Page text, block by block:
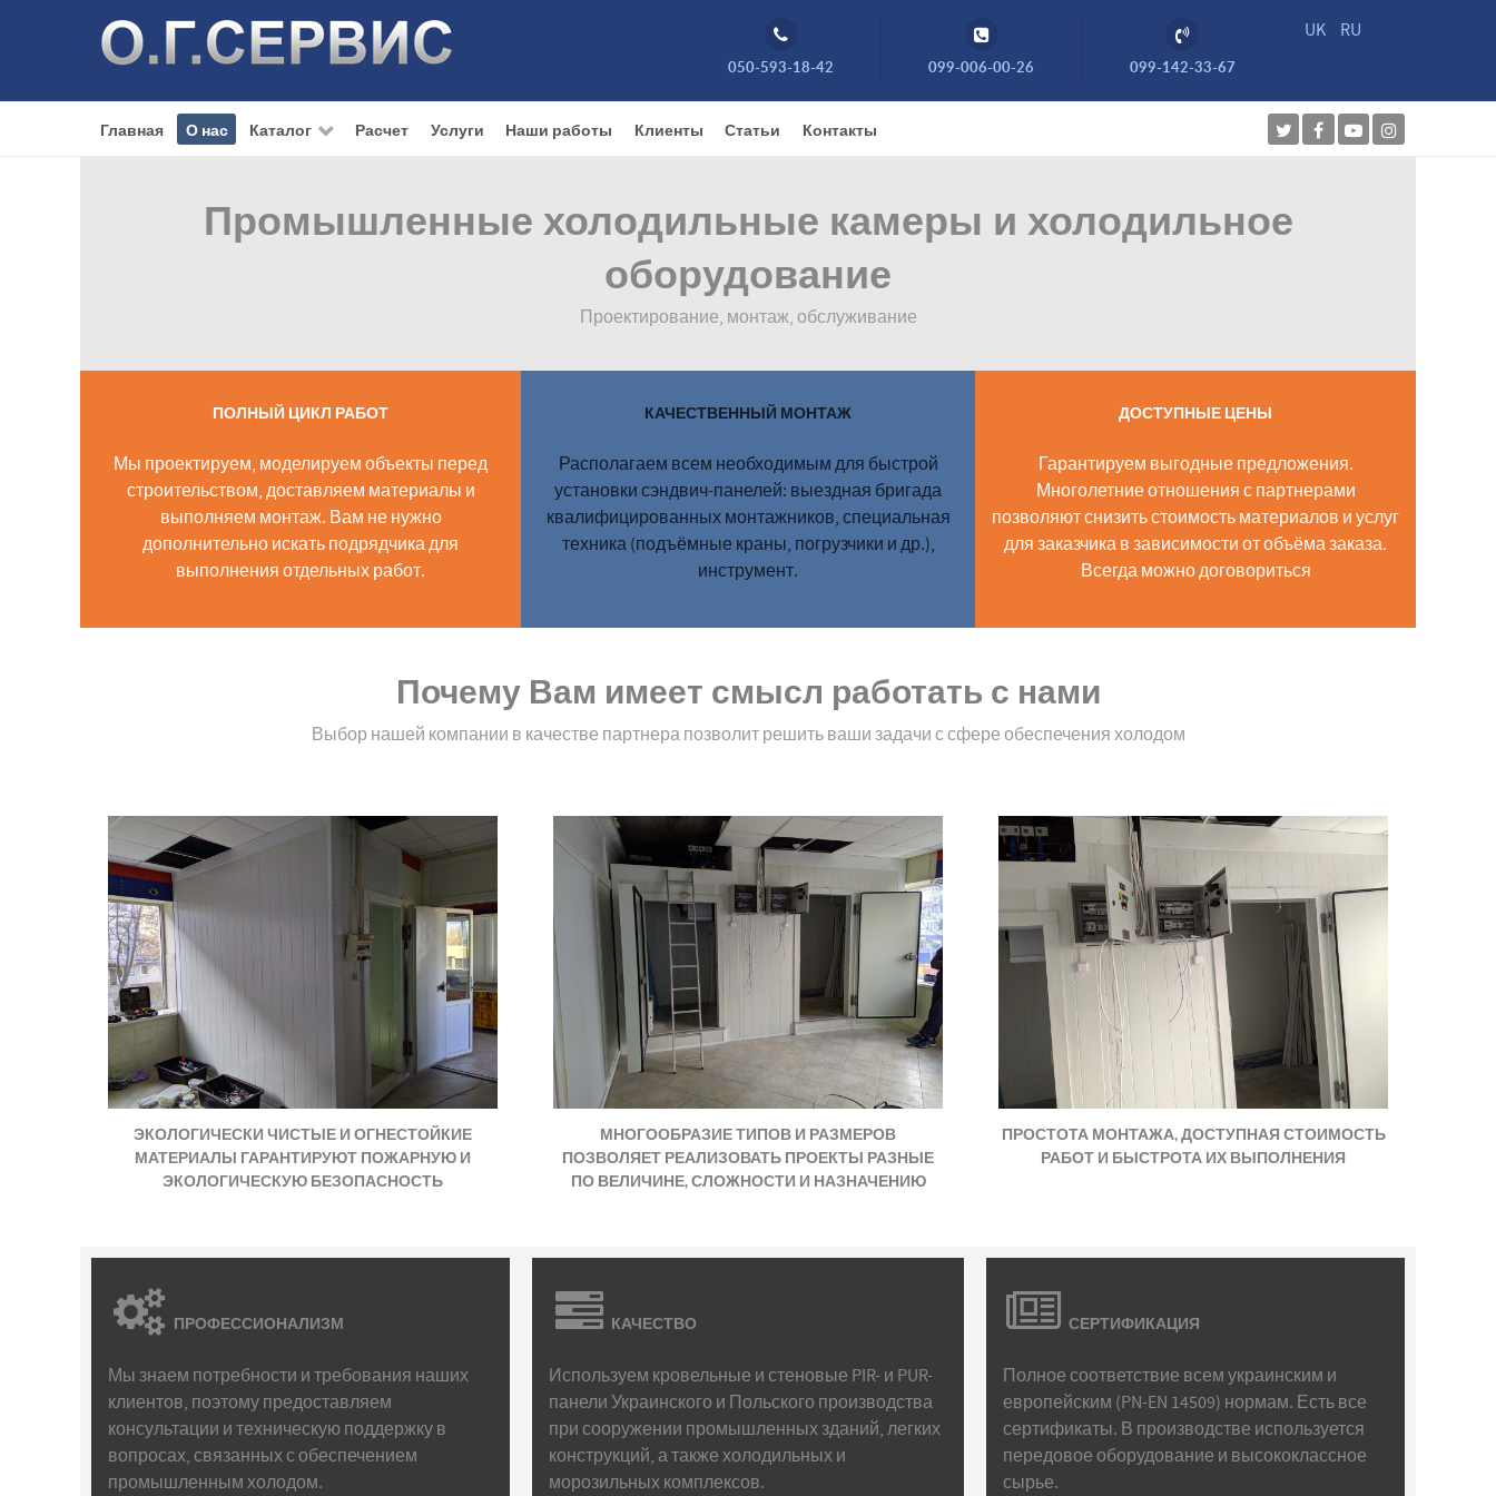
050-593-18-42 099-006-00-26 099-142-33-67
UK RU
Главная О нас Каталог Расчет Услуги Наши работы Клиенты Статьи Контакты
Промышленные холодильные камеры и холодильное
оборудование
Проектирование, монтаж, обслуживание
ПОЛНЫЙ ЦИКЛ РАБОТ
Мы проектируем, моделируем объекты перед
строительством, доставляем материалы и
выполняем монтаж. Вам не нужно
дополнительно искать подрядчика для
выполнения отдельных работ.
КАЧЕСТВЕННЫЙ МОНТАЖ
Располагаем всем необходимым для быстрой
установки сэндвич-панелей: выездная бригада
квалифицированных монтажников, специальная
техника (подъёмные краны, погрузчики и др.),
инструмент.
ДОСТУПНЫЕ ЦЕНЫ
Гарантируем выгодные предложения.
Многолетние отношения с партнерами
позволяют снизить стоимость материалов и услуг
для заказчика в зависимости от объёма заказа.
Всегда можно договориться
Почему Вам имеет смысл работать с нами
Выбор нашей компании в качестве партнера позволит решить ваши задачи с сфере обеспечения холодом
ЭКОЛОГИЧЕСКИ ЧИСТЫЕ И ОГНЕСТОЙКИЕ
МАТЕРИАЛЫ ГАРАНТИРУЮТ ПОЖАРНУЮ И
ЭКОЛОГИЧЕСКУЮ БЕЗОПАСНОСТЬ
МНОГООБРАЗИЕ ТИПОВ И РАЗМЕРОВ
ПОЗВОЛЯЕТ РЕАЛИЗОВАТЬ ПРОЕКТЫ РАЗНЫЕ
ПО ВЕЛИЧИНЕ, СЛОЖНОСТИ И НАЗНАЧЕНИЮ
ПРОСТОТА МОНТАЖА, ДОСТУПНАЯ СТОИМОСТЬ
РАБОТ И БЫСТРОТА ИХ ВЫПОЛНЕНИЯ
ПРОФЕССИОНАЛИЗМ
Мы знаем потребности и требования наших
клиентов, поэтому предоставляем
консультации и техническую поддержку в
вопросах, связанных с обеспечением
промышленным холодом.
КАЧЕСТВО
Используем кровельные и стеновые PIR- и PUR-
панели Украинского и Польского производства
при сооружении промышленных зданий, легких
конструкций, а также холодильных и
морозильных комплексов.
СЕРТИФИКАЦИЯ
Полное соответствие всем украинским и
европейским (PN-EN 14509) нормам. Есть все
сертификаты. В производстве используется
передовое оборудование и высококлассное
сырье.